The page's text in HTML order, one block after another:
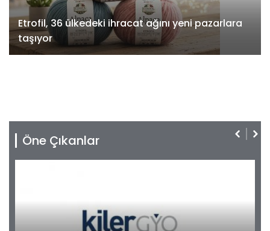
Etrofil, 36 ülkedeki ihracat ağını yeni pazarlara
taşıyor
Öne Çıkanlar